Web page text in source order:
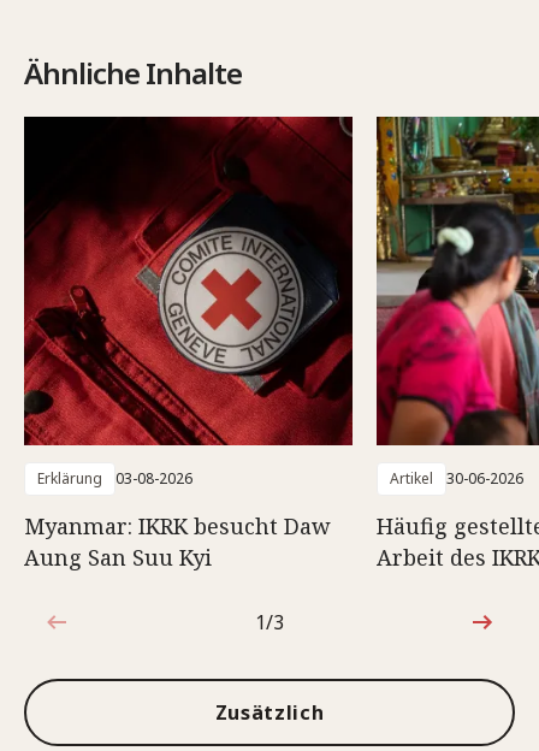
Ähnliche Inhalte
Erklärung 03-08-2026
Myanmar: IKRK besucht Daw
Aung San Suu Kyi
Artikel 30-06-2026
Häufig
Arbeit des
1von3
1/3
Zusätzlich